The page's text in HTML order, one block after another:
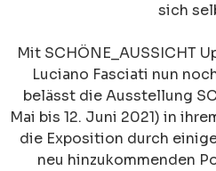
sich
Mit SCHÖNE_AUSSICHT
Luciano Fasciati nun
belässt die Ausstellung
Mai bis 12. Juni 2021) in
die Exposition durch
neu hinzukommenden